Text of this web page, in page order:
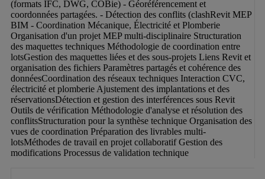
(formats IFC, DWG, COBie) - Géoréférencement et
coordonnées partagées. - Détection des conflits (clashRevit MEP
BIM - Coordination Mécanique, Électricité et Plomberie
Organisation d'un projet MEP multi-disciplinaire Structuration
des maquettes techniques Méthodologie de coordination entre
lotsGestion des maquettes liées et des sous-projets Liens Revit et
organisation des fichiers Paramètres partagés et cohérence des
donnéesCoordination des réseaux techniques Interaction CVC,
électricité et plomberie Ajustement des implantations et des
réservationsDétection et gestion des interférences sous Revit
Outils de vérification Méthodologie d'analyse et résolution des
conflitsStructuration pour la synthèse technique Organisation des
vues de coordination Préparation des livrables multi-
lotsMéthodes de travail en projet collaboratif Gestion des
modifications Processus de validation technique